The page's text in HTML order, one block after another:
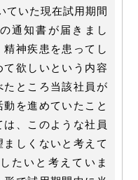
ていた現在試用期間
通知書が届きまし
神疾患を患ってし
て欲しいという内容
ところ当該社員が
を進めていたこと
、このような社員
しくないと考えて
たいと考えていま